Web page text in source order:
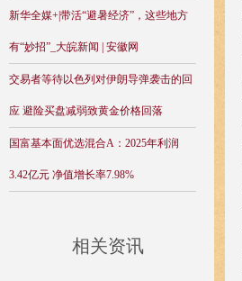
新华全媒+|带活“避暑经济”，这些地方
有“妙招”_大皖新闻 | 安徽网
交易者等待以色列对伊朗导弹袭击的回
应 避险买盘减弱致黄金价格回落
国富基本面优选混合A：2025年利润
3.42亿元 净值增长率7.98%
相关资讯